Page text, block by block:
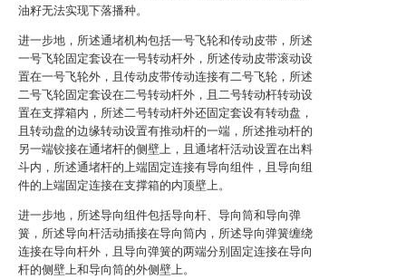
油籽无法实现下落播种。
进一步地，所述通堵机构包括一号飞轮和传动皮带，所述
一号飞轮固定套设在一号转动杆外，所述传动皮带滚动设
置在一号飞轮外，且传动皮带传动连接有二号飞轮，所述
二号飞轮固定套设在二号转动杆外，且二号转动杆转动设
置在支撑箱内，所述二号转动杆外还固定套设有转动盘，
且转动盘的边缘转动设置有推动杆的一端，所述推动杆的
另一端铰接在通堵杆的侧壁上，且通堵杆活动设置在出料
斗内，所述通堵杆的上端固定连接有导向组件，且导向组
件的上端固定连接在支撑箱的内顶壁上。
进一步地，所述导向组件包括导向杆、导向筒和导向弹
簧，所述导向杆活动插接在导向筒内，所述导向弹簧缠绕
连接在导向杆外，且导向弹簧的两端分别固定连接在导向
杆的侧壁上和导向筒的外侧壁上。